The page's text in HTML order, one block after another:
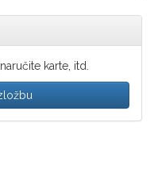
karte, itd.